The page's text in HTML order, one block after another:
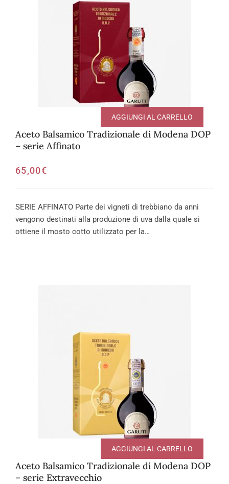
Aceto Balsamico Tradizionale di Modena DOP
– serie Affinato
65,00€
AGGIUNGI AL CARRELLO
SERIE AFFINATO Parte dei vigneti di trebbiano da anni
vengono destinati alla produzione di uva dalla quale si
ottiene il mosto cotto utilizzato per la…
Aceto Balsamico Tradizionale di Modena DOP
– serie Extravecchio
AGGIUNGI AL CARRELLO